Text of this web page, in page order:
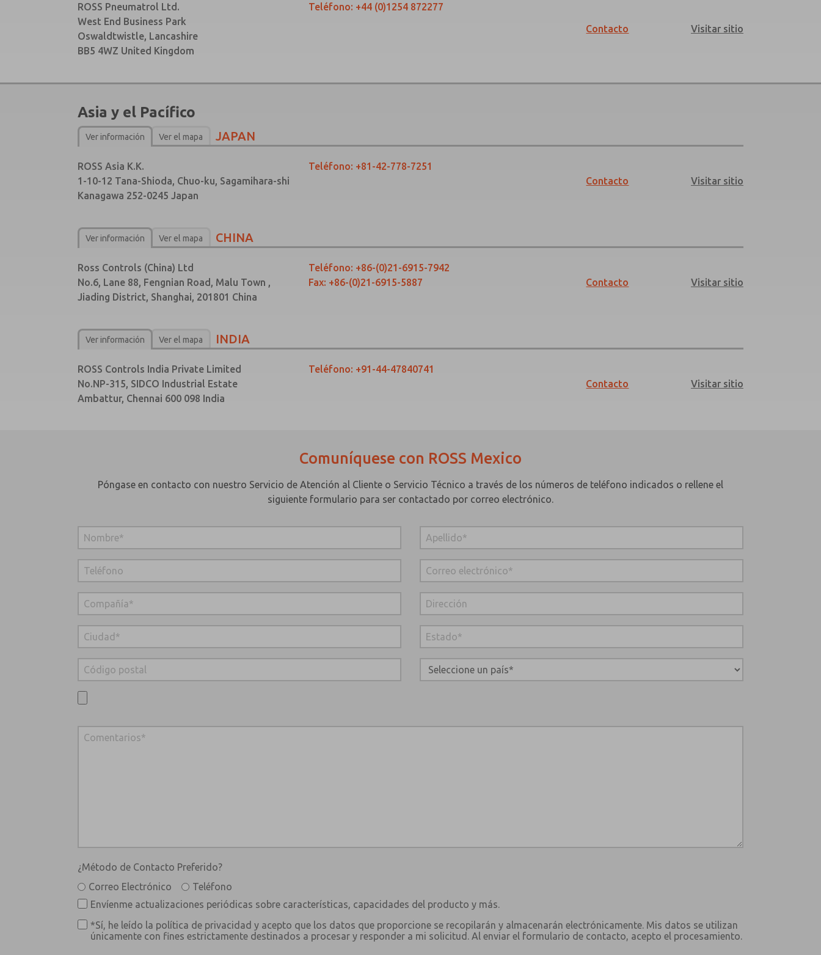
ROSS Pneumatrol Ltd.
West End Business Park
Oswaldtwistle, Lancashire
BB5 4WZ United Kingdom
Teléfono: +44 (0)1254 872277
Contacto
Visitar sitio
Asia y el Pacífico
Ver información Ver el mapa JAPAN
ROSS Asia K.K.
1-10-12 Tana-Shioda, Chuo-ku, Sagamihara-shi
Kanagawa 252-0245 Japan
Teléfono: +81-­42-­778-­7251
Contacto
Visitar sitio
Ver información Ver el mapa CHINA
Ross Controls (China) Ltd
No.6, Lane 88, Fengnian Road, Malu Town ,
Jiading District, Shanghai, 201801 China
Teléfono: +86-­(0)21-­6915-­7942
Fax: +86-­(0)21-­6915-­5887
Contacto Visitar sitio
Ver información Ver el mapa INDIA
ROSS Controls India Private Limited
No.NP-315, SIDCO Industrial Estate
Ambattur, Chennai 600 098 India
Teléfono: +91-44-47840741
Contacto
Visitar sitio
Comuníquese con ROSS Mexico
Póngase en contacto con nuestro Servicio de Atención al Cliente o Servicio Técnico a través de los números de teléfono indicados o rellene el
siguiente formulario para ser contactado por correo electrónico.
¿Método de Contacto Preferido?
Correo Electrónico
Teléfono
Envíenme actualizaciones periódicas sobre características, capacidades del producto y más.
*Sí, he leído la política de privacidad y acepto que los datos que proporcione se recopilarán y almacenarán electrónicamente. Mis datos se utilizan
únicamente con fines estrictamente destinados a procesar y responder a mi solicitud. Al enviar el formulario de contacto, acepto el procesamiento.